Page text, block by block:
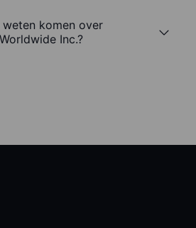
komen over
Inc.?